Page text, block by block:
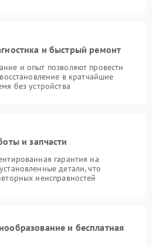
и быстрый ремонт
и опыт позволяют провести
в кратчайшие
без устройства
и запчасти
гарантия на
детали, что
неисправностей
и бесплатная